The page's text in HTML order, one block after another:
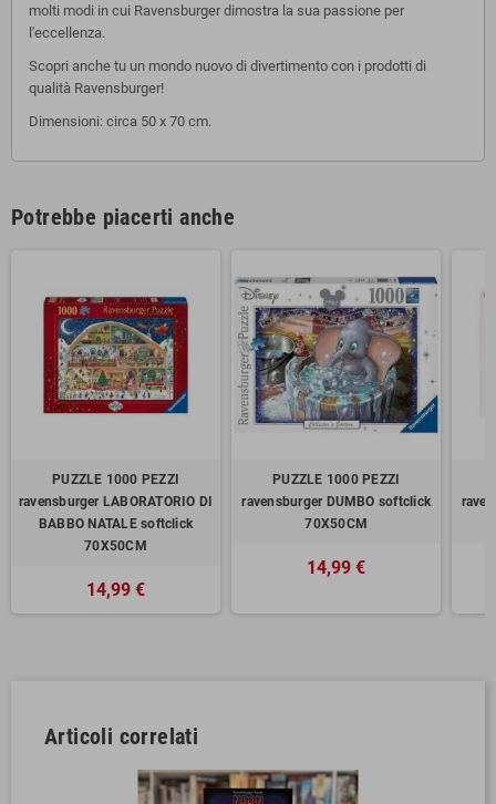
molti modi in cui Ravensburger dimostra la sua passione per
l'eccellenza.
Scopri anche tu un mondo nuovo di divertimento con i prodotti di
qualità Ravensburger!
Dimensioni: circa 50 x 70 cm.
Potrebbe piacerti anche
PUZZLE 1000 PEZZI
ravensburger LABORATORIO DI
BABBO NATALE softclick
70X50CM
14,99 €
PUZZLE 1000 PEZZI
ravensburger DUMBO softclick
70X50CM
14,99 €
Articoli correlati